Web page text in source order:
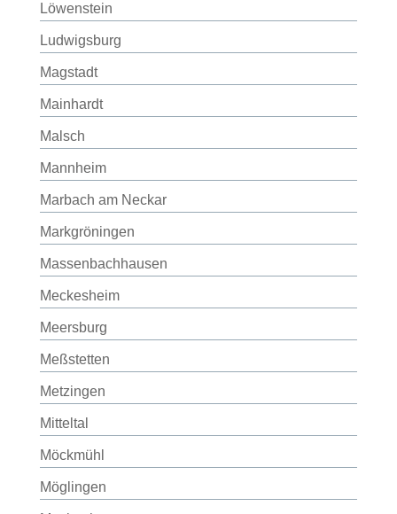
Löwenstein
Ludwigsburg
Magstadt
Mainhardt
Malsch
Mannheim
Marbach am Neckar
Markgröningen
Massenbachhausen
Meckesheim
Meersburg
Meßstetten
Metzingen
Mitteltal
Möckmühl
Möglingen